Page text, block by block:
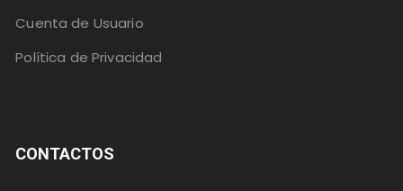
Cuenta de Usuario
Política de Privacidad
CONTACTOS